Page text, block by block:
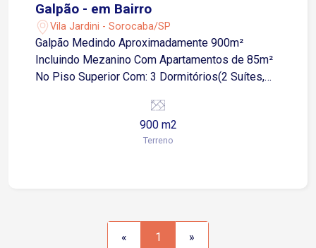
Galpão - em Bairro
Vila Jardini - Sorocaba/SP
Galpão Medindo Aproximadamente 900m²
Incluindo Mezanino Com Apartamentos de 85m²
No Piso Superior Com: 3 Dormitórios(2 Suítes,
Cozinha(Piso Frio, Azulejo Até o Teto)
Banheiro(Piso Frio, Azulejo Até o Teto) Área de
Serviço(Piso Frio, Azulejo Até o Teto)
900 m2
Terreno
« 1 »